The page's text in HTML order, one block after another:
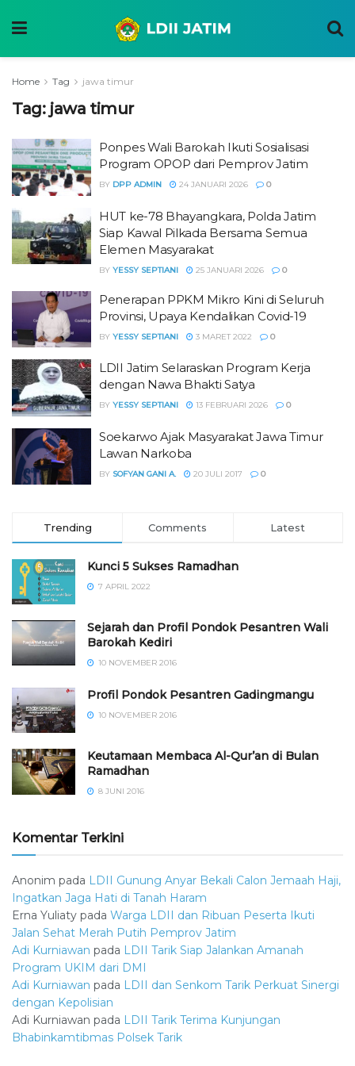
Home Tag jawa timur
Tag: jawa timur
Ponpes Wali Barokah Ikuti Sosialisasi
Program OPOP dari Pemprov Jatim
BY DPP ADMIN 24 JANUARI 2026 0
HUT ke-78 Bhayangkara, Polda Jatim
Siap Kawal Pilkada Bersama Semua
Elemen Masyarakat
BY YESSY SEPTIANI 25 JANUARI 2026 0
Penerapan PPKM Mikro Kini di Seluruh
Provinsi, Upaya Kendalikan Covid-19
BY YESSY SEPTIANI 3 MARET 2022 0
LDII Jatim Selaraskan Program Kerja
dengan Nawa Bhakti Satya
BY YESSY SEPTIANI 13 FEBRUARI 2026 0
Soekarwo Ajak Masyarakat Jawa Timur
Lawan Narkoba
BY SOFYAN GANI A. 20 JULI 2017 0
Trending Comments Latest
Kunci 5 Sukses Ramadhan
7 APRIL 2022
Sejarah dan Profil Pondok Pesantren Wali
Barokah Kediri
10 NOVEMBER 2016
⁠⁠⁠Profil Pondok Pesantren Gadingmangu
10 NOVEMBER 2016
Keutamaan Membaca Al-Qur’an di Bulan
Ramadhan
8 JUNI 2016
Komentar Terkini
Anonim pada LDII Gunung Anyar Bekali Calon Jemaah Haji,
Ingatkan Jaga Hati di Tanah Haram
Erna Yuliaty pada Warga LDII dan Ribuan Peserta Ikuti
Jalan Sehat Merah Putih Pemprov Jatim
Adi Kurniawan pada LDII Tarik Siap Jalankan Amanah
Program UKIM dari DMI
Adi Kurniawan pada LDII dan Senkom Tarik Perkuat Sinergi
dengan Kepolisian
Adi Kurniawan pada LDII Tarik Terima Kunjungan
Bhabinkamtibmas Polsek Tarik